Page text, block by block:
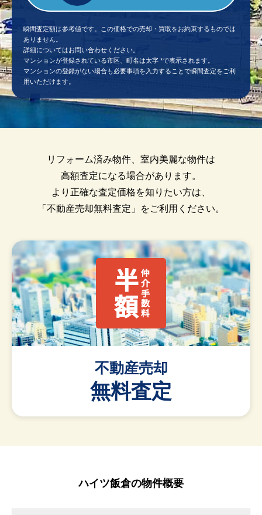
瞬間査定額は参考値です。この価格での売却・買取をお約束するものでは
ありません。
詳細についてはお問い合わせください。
マンションが登録されている市区、町名は太字 *で表示されます。
マンションの登録がない場合も必要事項を入力することで瞬間査定をご利
用いただけます。
リフォーム済み物件、室内美麗な物件は
高額査定になる場合があります。
より正確な査定価格を知りたい方は、
「不動産売却無料査定」をご利用ください。
仲介手数料
半額
不動産売却
無料査定
ハイツ飯倉の物件概要